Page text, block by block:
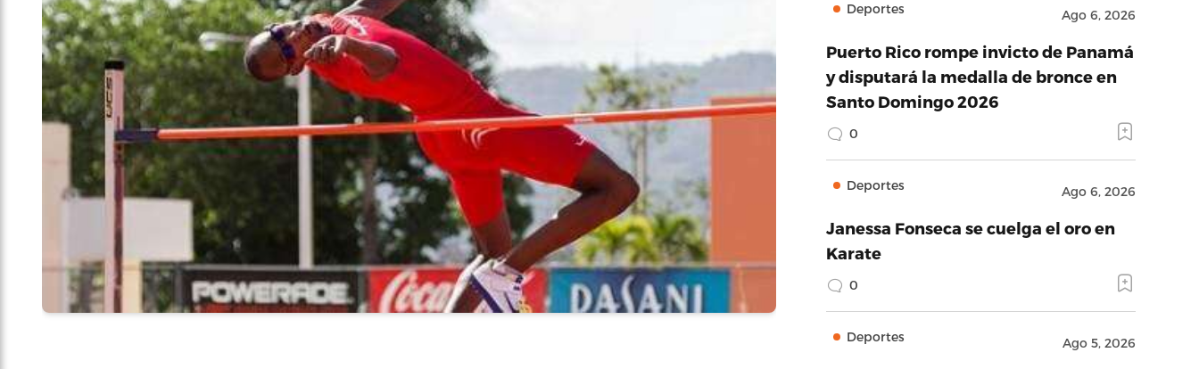
Deportes Ago 6, 2026
Puerto Rico rompe invicto de Panamá
y disputará la medalla de bronce en
Santo Domingo 2026
0
Deportes Ago 6, 2026
Janessa Fonseca se cuelga el oro en
Karate
0
Deportes Ago 5, 2026